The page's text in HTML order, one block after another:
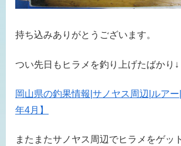
持ち込みありがとうございます。
つい先日もヒラメを釣り上げたばかり↓
岡山県の釣果情報|サノヤス周辺|ルア
年4月】
またまたサノヤス周辺でヒラメをゲッ